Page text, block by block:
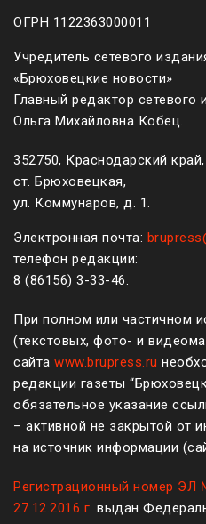
ОГРН 1122363000011
Учредитель сетевого
«Брюховецкие новости»
Главный редактор сетевого
Ольга Михайловна Кобец.
352750, Краснодарский край,
ст. Брюховецкая,
ул. Коммунаров, д. 1.
Электронная почта:
телефон редакции:
8 (861 56) 3-33-46.
При полном или частичном
(текстовых, фото- и
сайта www.brupress.ru
редакции газеты
обязательное указание
– активной не закрытой от
на источник информации
Регистрационный номер
27.12.2016 г. выдан